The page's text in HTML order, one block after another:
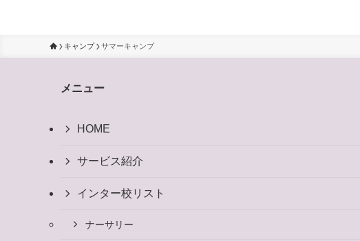
キャンプ サマーキャンプ
メニュー
HOME
サービス紹介
インター校リスト
ナーサリー